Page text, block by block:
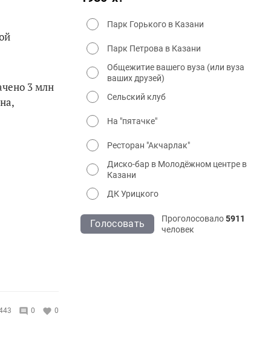
3 млн
0 0
Парк Горького в Казани
Парк Петрова в Казани
Общежитие вашего вуза (или вуза
ваших друзей)
Сельский клуб
На "пятачке"
Ресторан "Акчарлак"
Диско-бар в Молодёжном центре в
Казани
ДК Урицкого
Голосовать Проголосовало5911
человек